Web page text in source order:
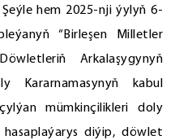
hem 2025-nji ýylyň 6-
“Birleşen Milletler
Arkalaşygynyň
Kararnamasynyň kabul
mümkinçilikleri doly
diýip, döwlet